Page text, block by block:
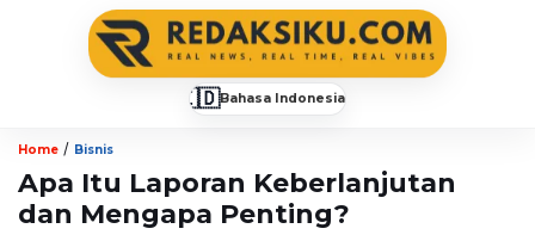
🇮🇩Bahasa Indonesia
Home / Bisnis
Apa Itu Laporan Keberlanjutan
dan Mengapa Penting?